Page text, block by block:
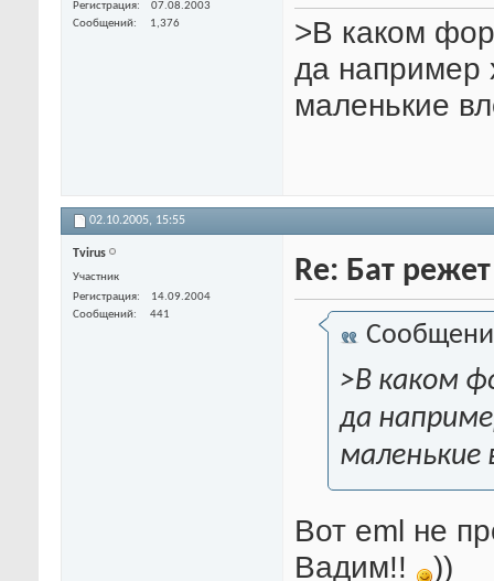
Регистрация
07.08.2003
Сообщений
1,376
>В каком
да например
маленькие
02.10.2005, 15:55
Tvirus
Участник
Регистрация
14.09.2004
Сообщений
441
Re: Бат
>В каком
да
Вот eml не
Вадим!!
))